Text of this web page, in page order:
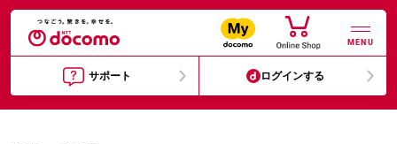
MENU
サポート ログインする